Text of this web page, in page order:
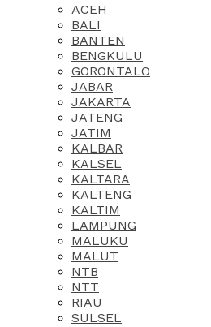
ACEH
BALI
BANTEN
BENGKULU
GORONTALO
JABAR
JAKARTA
JATENG
JATIM
KALBAR
KALSEL
KALTARA
KALTENG
KALTIM
LAMPUNG
MALUKU
MALUT
NTB
NTT
RIAU
SULSEL